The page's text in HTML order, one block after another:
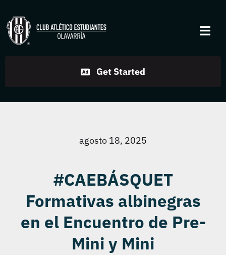
to
content
Disciplinas
Contacto
Get Started
agosto 18, 2025
#CAEBÁSQUET
Formativas albinegras
en el Encuentro de Pre-
Mini y Mini